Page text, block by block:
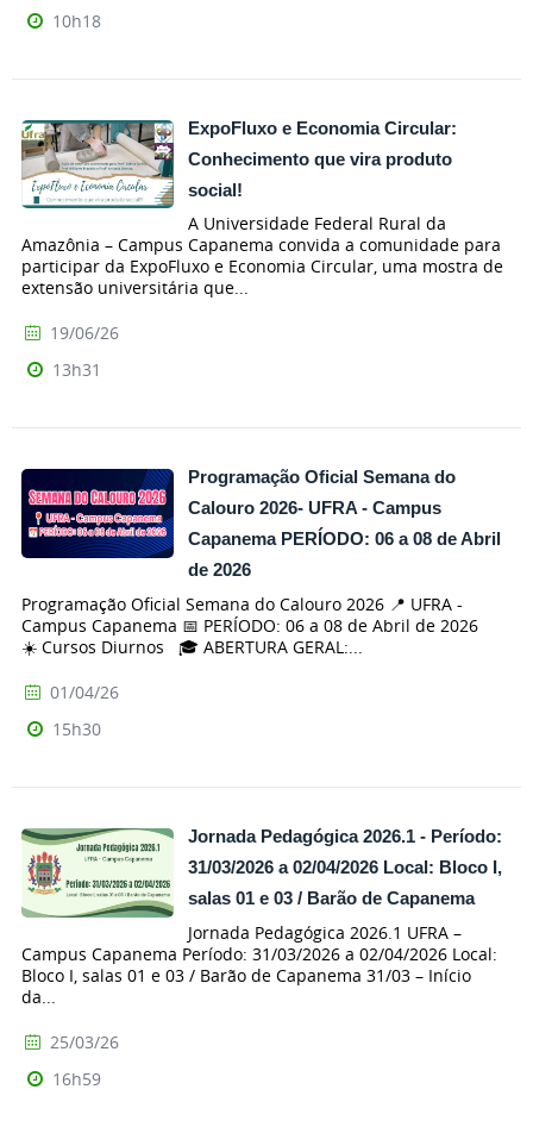
10h18
ExpoFluxo e Economia Circular:
Conhecimento que vira produto
social!
A Universidade Federal Rural da
Amazônia – Campus Capanema convida a comunidade para
participar da ExpoFluxo e Economia Circular, uma mostra de
extensão universitária que...
19/06/26
13h31
Programação Oficial Semana do
Calouro 2026- UFRA - Campus
Capanema PERÍODO: 06 a 08 de Abril
de 2026
Programação Oficial Semana do Calouro 2026 📍 UFRA -
Campus Capanema 📅 PERÍODO: 06 a 08 de Abril de 2026
☀️ Cursos Diurnos 🎓 ABERTURA GERAL:...
01/04/26
15h30
Jornada Pedagógica 2026.1 - Período:
31/03/2026 a 02/04/2026 Local: Bloco I,
salas 01 e 03 / Barão de Capanema
Jornada Pedagógica 2026.1 UFRA –
Campus Capanema Período: 31/03/2026 a 02/04/2026 Local:
Bloco I, salas 01 e 03 / Barão de Capanema 31/03 – Início
da...
25/03/26
16h59